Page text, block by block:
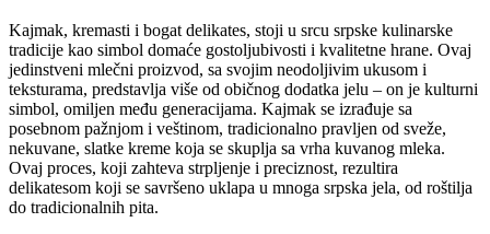
Kajmak, kremasti i bogat delikates, stoji u srcu srpske kulinarske
tradicije kao simbol domaće gostoljubivosti i kvalitetne hrane. Ovaj
jedinstveni mlečni proizvod, sa svojim neodoljivim ukusom i
teksturama, predstavlja više od običnog dodatka jelu – on je kulturni
simbol, omiljen među generacijama. Kajmak se izrađuje sa
posebnom pažnjom i veštinom, tradicionalno pravljen od sveže,
nekuvane, slatke kreme koja se skuplja sa vrha kuvanog mleka.
Ovaj proces, koji zahteva strpljenje i preciznost, rezultira
delikatesom koji se savršeno uklapa u mnoga srpska jela, od roštilja
do tradicionalnih pita.